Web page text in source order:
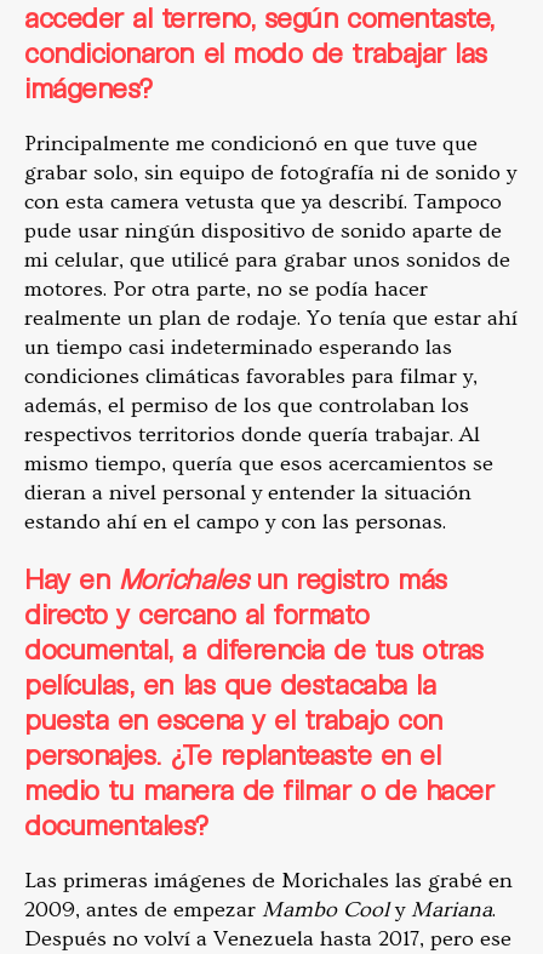
acceder al terreno, según comentaste,
condicionaron el modo de trabajar las
imágenes?
Principalmente me condicionó en que tuve que
grabar solo, sin equipo de fotografía ni de sonido y
con esta camera vetusta que ya describí. Tampoco
pude usar ningún dispositivo de sonido aparte de
mi celular, que utilicé para grabar unos sonidos de
motores. Por otra parte, no se podía hacer
realmente un plan de rodaje. Yo tenía que estar ahí
un tiempo casi indeterminado esperando las
condiciones climáticas favorables para filmar y,
además, el permiso de los que controlaban los
respectivos territorios donde quería trabajar. Al
mismo tiempo, quería que esos acercamientos se
dieran a nivel personal y entender la situación
estando ahí en el campo y con las personas.
Hay en Morichalesun registro más
directo y cercano al formato
documental, a diferencia de tus otras
películas, en las que destacaba la
puesta en escena y el trabajo con
personajes. ¿Te replanteaste en el
medio tu manera de filmar o de hacer
documentales?
Las primeras imágenes de Morichales las grabé en
2009, antes de empezar Mambo CoolyMariana.
Después no volví a Venezuela hasta 2017, pero ese